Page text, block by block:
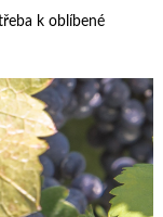
k oblíbené